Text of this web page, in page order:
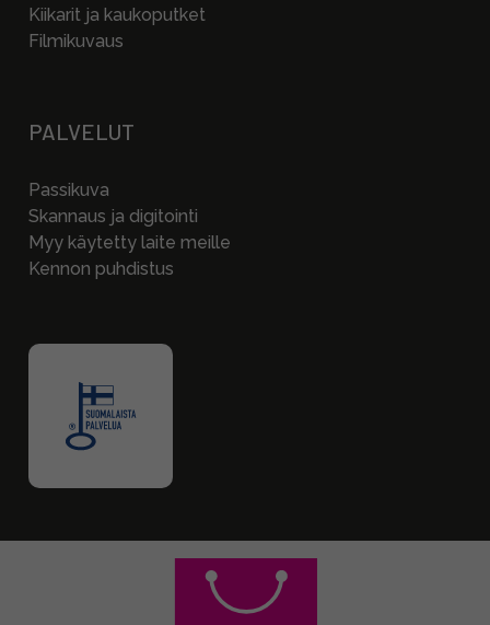
Kiikarit ja kaukoputket
Filmikuvaus
PALVELUT
Passikuva
Skannaus ja digitointi
Myy käytetty laite meille
Kennon puhdistus